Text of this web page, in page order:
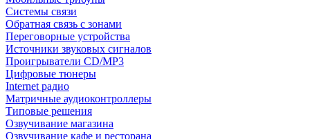
Системы связи
Обратная связь с зонами
Переговорные устройства
Источники звуковых сигналов
Проигрыватели CD/MP3
Цифровые тюнеры
Internet радио
Матричные аудиоконтроллеры
Типовые решения
Озвучивание магазина
Озвучивание кафе и ресторана